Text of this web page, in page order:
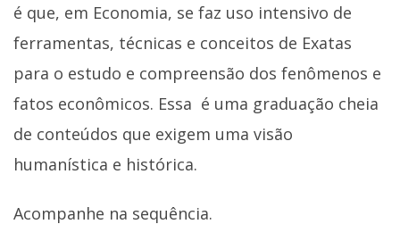
é que, em Economia, se faz uso intensivo de
ferramentas, técnicas e conceitos de Exatas
para o estudo e compreensão dos fenômenos e
fatos econômicos. Essa é uma graduação cheia
de conteúdos que exigem uma visão
humanística e histórica.
Acompanhe na sequência.